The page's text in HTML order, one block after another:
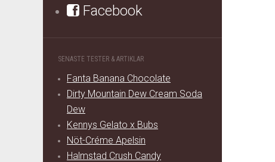
Facebook
SENASTE TESTER & ARTIKLAR
Fanta Banana Chocolate
Dirty Mountain Dew Cream Soda
Dew
Kennys Gelato x Bubs
Nöt-Créme Apelsin
Halmstad Crush Candy